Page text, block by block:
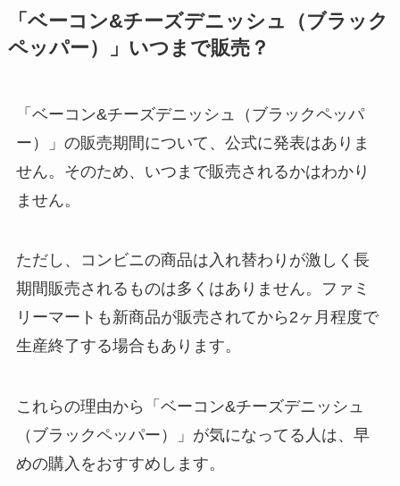
「ベーコン&チーズデニッシュ（ブラック
ペッパー）」いつまで販売？
「ベーコン&チーズデニッシュ（ブラックペッパ
ー）」の販売期間について、公式に発表はありま
せん。そのため、いつまで販売されるかはわかり
ません。
ただし、コンビニの商品は入れ替わりが激しく長
期間販売されるものは多くはありません。ファミ
リーマートも新商品が販売されてから2ヶ月程度で
生産終了する場合もあります。
これらの理由から「ベーコン&チーズデニッシュ
（ブラックペッパー）」が気になってる人は、早
めの購入をおすすめします。